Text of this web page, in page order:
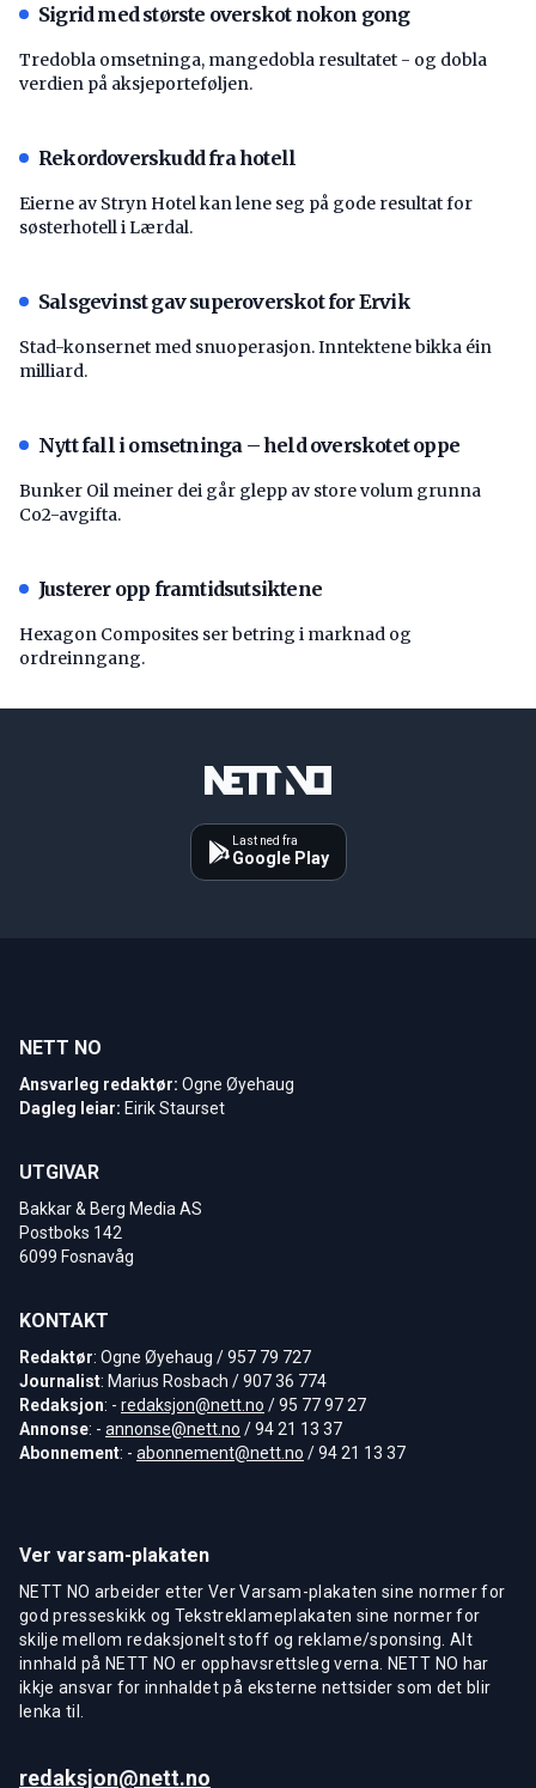
Sigrid med største overskot nokon gong
Tredobla omsetninga, mangedobla resultatet - og dobla
verdien på aksjeporteføljen.
Rekordoverskudd fra hotell
Eierne av Stryn Hotel kan lene seg på gode resultat for
søsterhotell i Lærdal.
Salsgevinst gav superoverskot for Ervik
Stad-konsernet med snuoperasjon. Inntektene bikka éin
milliard.
Nytt fall i omsetninga – held overskotet oppe
Bunker Oil meiner dei går glepp av store volum grunna
Co2-avgifta.
Justerer opp framtidsutsiktene
Hexagon Composites ser betring i marknad og
ordreinngang.
Last ned fra
Google Play
NETT NO
Ansvarleg redaktør: Ogne Øyehaug
Dagleg leiar: Eirik Staurset
UTGIVAR
Bakkar & Berg Media AS
Postboks 142
6099 Fosnavåg
KONTAKT
Redaktør: Ogne Øyehaug / 957 79 727
Journalist: Marius Rosbach / 907 36 774
Redaksjon: - redaksjon@nett.no / 95 77 97 27
Annonse: - annonse@nett.no / 94 21 13 37
Abonnement: - abonnement@nett.no / 94 21 13 37
Ver varsam-plakaten
NETT NO arbeider etter Ver Varsam-plakaten sine normer for
god presseskikk og Tekstreklameplakaten sine normer for
skilje mellom redaksjonelt stoff og reklame/sponsing. Alt
innhald på NETT NO er opphavsrettsleg verna. NETT NO har
ikkje ansvar for innhaldet på eksterne nettsider som det blir
lenka til.
redaksjon@nett.no